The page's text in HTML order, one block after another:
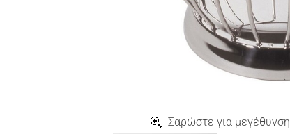
Σαρώστε για μεγέθυνση